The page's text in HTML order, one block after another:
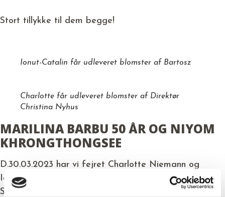
Stort tillykke til dem begge!
Ionut-Catalin får udleveret blomster af Bartosz
Charlotte får udleveret blomster af Direktør
Christina Nyhus
MARILINA BARBU 50 ÅR OG NIYOM
KHRONGTHONGSEE
D.30.03.2023 har vi fejret Charlotte Niemann og
Ionut-Catalin Cojocaru.
Serviceleder Ionut-Catalin Cojocaru fyldte 40 år d.